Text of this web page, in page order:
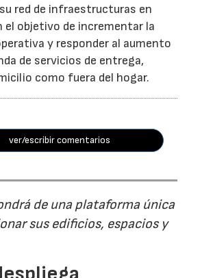
red de infraestructuras en
el objetivo de incrementar la
y responder al aumento
de servicios de entrega,
como fuera del hogar.
ver/escribir comentarios
de una plataforma única
sus edificios, espacios y